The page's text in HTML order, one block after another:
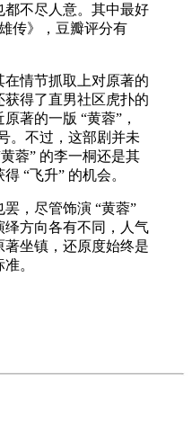
都不尽人意。其中最好
传》，豆瓣评分有
情节抓取上对原著的
得了直男社区虎扑的
著的一版 “黄蓉”，
。不过，这部剧并未
蓉” 的李一桐还是其
“飞升” 的机会。
，尽管饰演 “黄蓉”
绎方向各有不同，人气
坐镇，还原度始终是
。